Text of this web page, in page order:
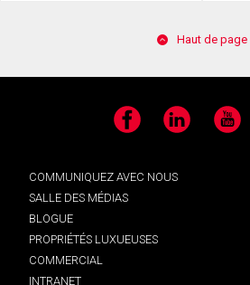
Haut de page
Facebook LinkedIn YouTube
COMMUNIQUEZ AVEC NOUS
SALLE DES MÉDIAS
BLOGUE
PROPRIÉTÉS LUXUEUSES
COMMERCIAL
INTRANET